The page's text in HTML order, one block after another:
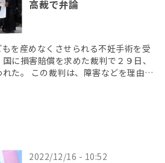
高裁で弁論
を産めなくさせられる不妊手術を受
に損害賠償を求めた裁判で２９日、
た。 この裁判は、障害などを理由
けさせられた人が国を訴えたも […]
2022/12/16 - 10:52